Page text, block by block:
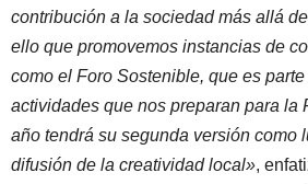
contribución a la sociedad más allá
ello que promovemos instancias de
como el Foro Sostenible, que es
actividades que nos preparan para la
año tendrá su segunda versión como
difusión de la creatividad local»,